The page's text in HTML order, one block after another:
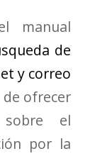
manual
de
y correo
ofrecer
sobre el
por la